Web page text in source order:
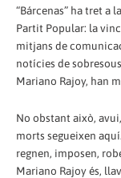
“Bárcenas” ha tret a
Partit Popular: la
mitjans de
notícies de
Mariano Rajoy, han
No obstant això,
morts segueixen
regnen, imposen,
Mariano Rajoy és,